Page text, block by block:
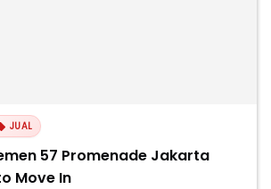
JUAL
57 Promenade Jakarta
Move In